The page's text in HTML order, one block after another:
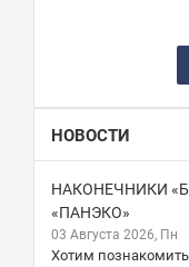
НОВОСТИ
НАКОНЕЧНИКИ
«ПАНЭКО»
03 Августа 2026, Пн
Хотим